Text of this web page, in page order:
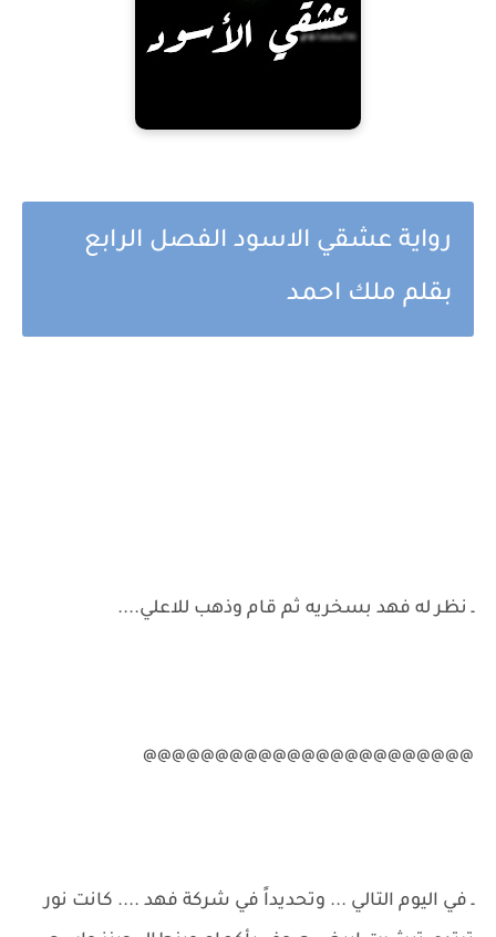
رواية عشقي الاسود الفصل الرابع
بقلم ملك احمد
ـ نظر له فهد بسخريه ثم قام وذهب للاعلي....
@@@@@@@@@@@@@@@@@@@@@@@
ـ في اليوم التالي ... وتحديداً في شركة فهد .... كانت نور